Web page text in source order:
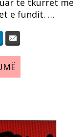
e fundit. …